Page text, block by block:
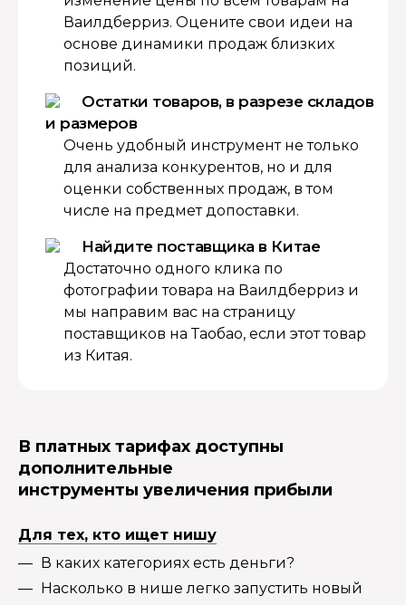
Ваилдберриз. Оцените свои идеи на
основе динамики продаж близких
позиций.
Остатки товаров, в разрезе складов
и размеров
Очень удобный инструмент не только
для анализа конкурентов, но и для
оценки собственных продаж, в том
числе на предмет допоставки.
Найдите поставщика в Китае
Достаточно одного клика по
фотографии товара на Ваилдберриз и
мы направим вас на страницу
поставщиков на Таобао, если этот товар
из Китая.
В платных тарифах доступны
дополнительные
инструменты увеличения прибыли
Для тех, кто ищет нишу
В каких категориях есть деньги?
Насколько в нише легко запустить новый